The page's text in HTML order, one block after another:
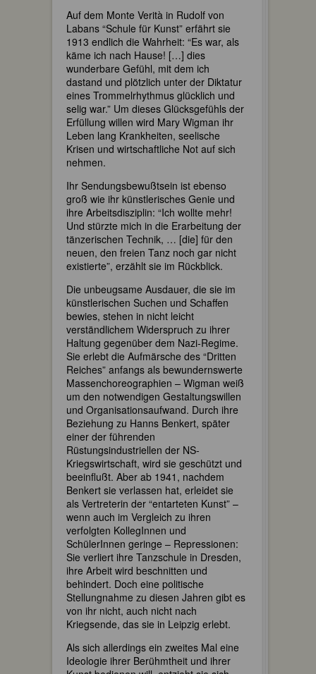
Auf dem Monte Verità in Rudolf von
Labans “Schule für Kunst” erfährt sie
1913 endlich die Wahrheit: “Es war, als
käme ich nach Hause! […] dies
wunderbare Gefühl, mit dem ich
dastand und plötzlich unter der Diktatur
eines Trommelrhythmus glücklich und
selig war.” Um dieses Glücksgefühls der
Erfüllung willen wird Mary Wigman ihr
Leben lang Krankheiten, seelische
Krisen und wirtschaftliche Not auf sich
nehmen.
Ihr Sendungsbewußtsein ist ebenso
groß wie ihr künstlerisches Genie und
ihre Arbeitsdisziplin: “Ich wollte mehr!
Und stürzte mich in die Erarbeitung der
tänzerischen Technik, … [die] für den
neuen, den freien Tanz noch gar nicht
existierte”, erzählt sie im Rückblick.
Die unbeugsame Ausdauer, die sie im
künstlerischen Suchen und Schaffen
bewies, stehen in nicht leicht
verständlichem Widerspruch zu ihrer
Haltung gegenüber dem Nazi-Regime.
Sie erlebt die Aufmärsche des “Dritten
Reiches” anfangs als bewundernswerte
Massenchoreographien – Wigman weiß
um den notwendigen Gestaltungswillen
und Organisationsaufwand. Durch ihre
Beziehung zu Hanns Benkert, später
einer der führenden
Rüstungsindustriellen der NS-
Kriegswirtschaft, wird sie geschützt und
beeinflußt. Aber ab 1941, nachdem
Benkert sie verlassen hat, erleidet sie
als Vertreterin der “entarteten Kunst” –
wenn auch im Vergleich zu ihren
verfolgten KollegInnen und
SchülerInnen geringe – Repressionen:
Sie verliert ihre Tanzschule in Dresden,
ihre Arbeit wird beschnitten und
behindert. Doch eine politische
Stellungnahme zu diesen Jahren gibt es
von ihr nicht, auch nicht nach
Kriegsende, das sie in Leipzig erlebt.
Als sich allerdings ein zweites Mal eine
Ideologie ihrer Berühmtheit und ihrer